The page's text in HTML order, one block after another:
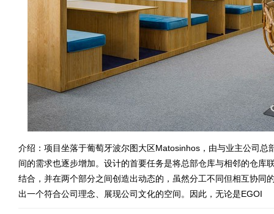
介绍：项目坐落于葡萄牙波尔图大区Matosinhos，由与业主公司
间的需求也逐步增加。设计的首要任务是将总部仓库与相邻的仓
结合，并在两个部分之间创造出动态的，虽然分工不同但相互协同
出一个符合公司理念、展现公司文化的空间。因此，无论是EGOI